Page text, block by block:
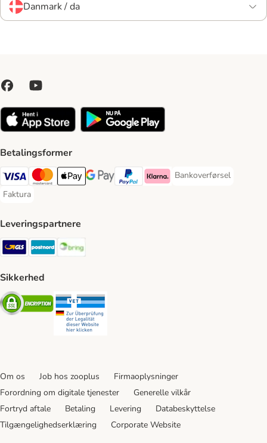
Danmark / da
Betalingsformer
VISA Payment Method
Mastercard Payment Method
Apply pay Payment Method
Google Pay Payment Method
paypal Payment Method
Klarna Payment Method
Bankoverførsel
Bankoverførsel
Faktura
Faktura Payment Method
Leveringspartnere
GLS Shipping Method
Postnord Shipping Method
Sikkerhed
Security
Om os Job hos zooplus
Firmaoplysninger
Forordning om digitale tjenester
Generelle vilkår
Fortryd aftale
Betaling Levering
Databeskyttelse
Tilgængelighedserklæring
Corporate Website